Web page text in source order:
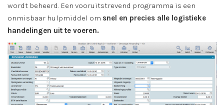
wordt beheerd. Een vooruitstrevend programma is een
onmisbaar hulpmiddel om snel en precies alle logistieke
handelingen uit te voeren.